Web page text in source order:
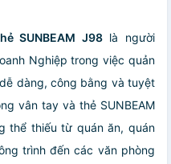
SUNBEAM J98là người
Nghiệp trong việc quản
dàng, công bằng và tuyệt
vân tay và thẻ SUNBEAM
thể thiếu từ quán ăn, quán
trình đến các văn phòng